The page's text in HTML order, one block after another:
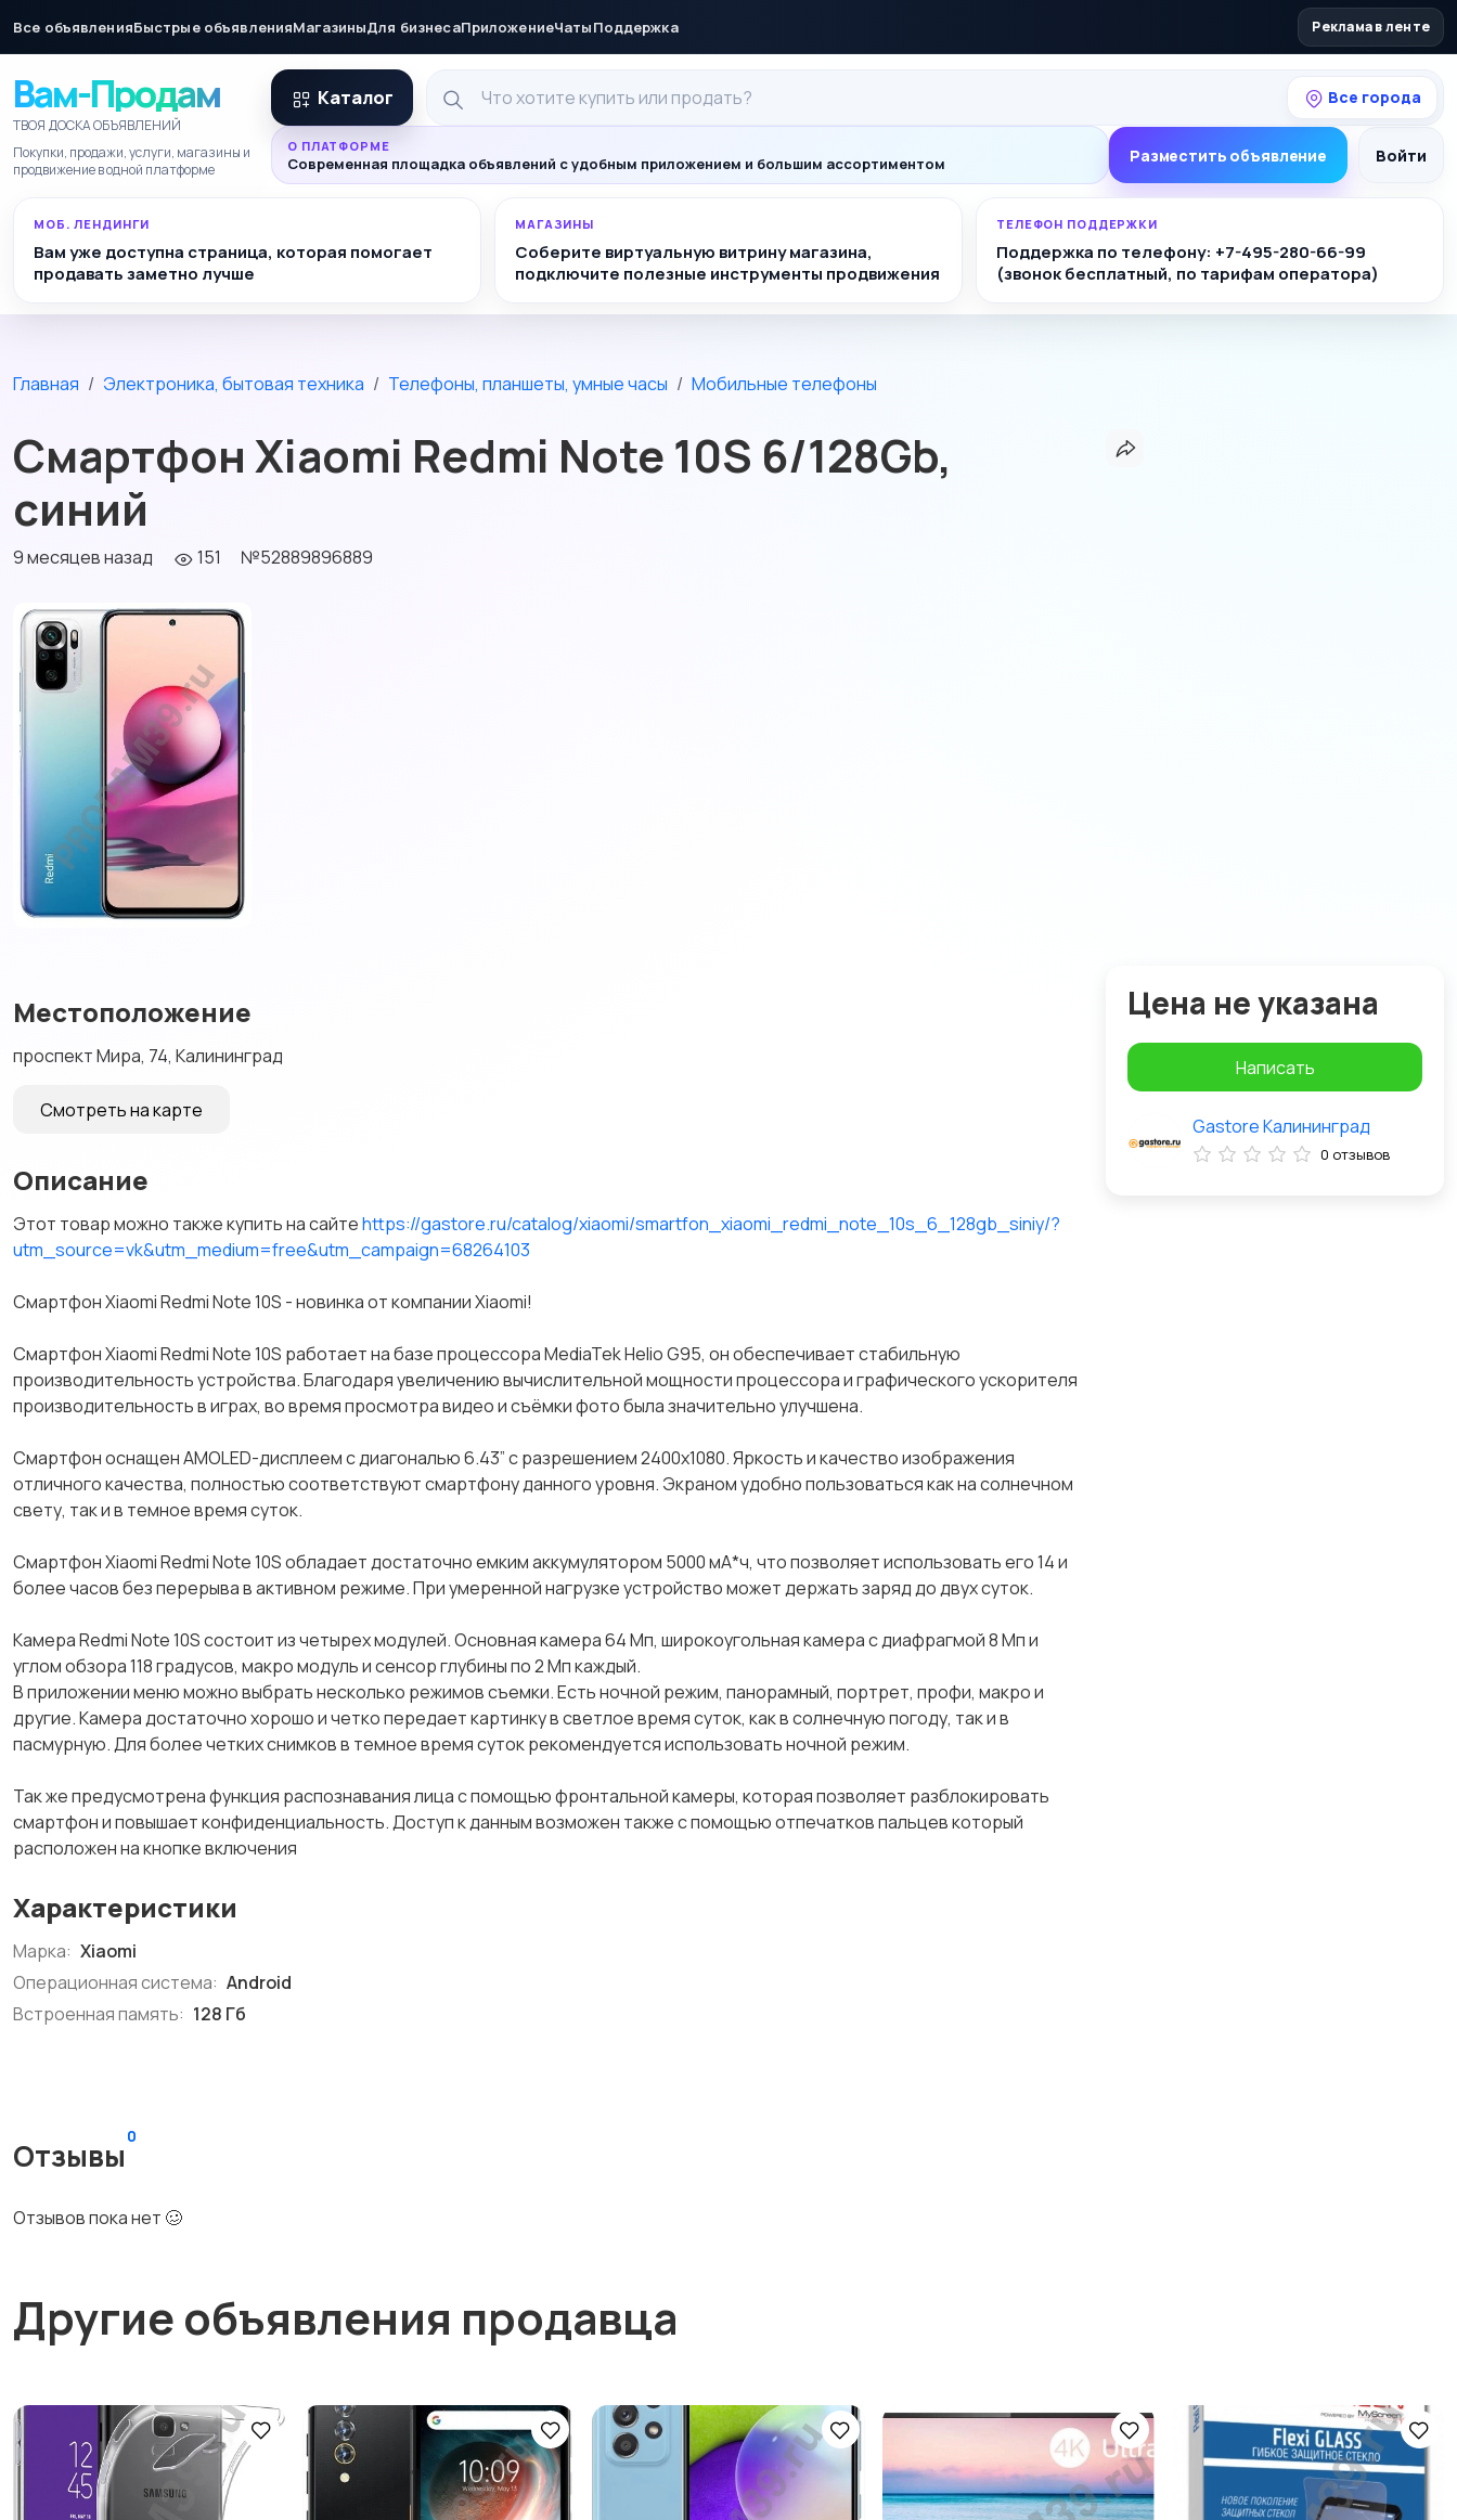
Все объявленияБыстрые объявленияМагазиныДля бизнесаПриложениеЧатыПоддержка Реклама в ленте
Вам-Продам
ТВОЯ ДОСКА ОБЪЯВЛЕНИЙ
Покупки, продажи, услуги, магазины и
продвижение в одной платформе
Каталог Все города
О ПЛАТФОРМЕ
Современная площадка объявлений с удобным приложением и большим ассортиментом Разместить объявление Войти
МОБ. ЛЕНДИНГИ
Вам уже доступна страница, которая помогает
продавать заметно лучше
МАГАЗИНЫ
Соберите виртуальную витрину магазина,
подключите полезные инструменты продвижения
ТЕЛЕФОН ПОДДЕРЖКИ
Поддержка по телефону: +7-495-280-66-99
(звонок бесплатный, по тарифам оператора)
Главная Электроника, бытовая техника Телефоны, планшеты, умные часы Мобильные телефоны
Смартфон Xiaomi Redmi Note 10S 6/128Gb,
синий
9 месяцев назад 151 №52889896889
Местоположение
проспект Мира, 74, Калининград
Смотреть на карте
Описание
Этот товар можно также купить на сайтеhttps://gastore.ru/catalog/xiaomi/smartfon_xiaomi_redmi_note_10s_6_128gb_siniy/?
utm_source=vk&utm_medium=free&utm_campaign=68264103
Смартфон Xiaomi Redmi Note 10S - новинка от компании Xiaomi!
Смартфон Xiaomi Redmi Note 10S работает на базе процессора MediaTek Helio G95, он обеспечивает стабильную
производительность устройства. Благодаря увеличению вычислительной мощности процессора и графического ускорителя
производительность в играх, во время просмотра видео и съёмки фото была значительно улучшена.
Смартфон оснащен AMOLED-дисплеем с диагональю 6.43” с разрешением 2400x1080. Яркость и качество изображения
отличного качества, полностью соответствуют смартфону данного уровня. Экраном удобно пользоваться как на солнечном
свету, так и в темное время суток.
Смартфон Xiaomi Redmi Note 10S обладает достаточно емким аккумулятором 5000 мА*ч, что позволяет использовать его 14 и
более часов без перерыва в активном режиме. При умеренной нагрузке устройство может держать заряд до двух суток.
Камера Redmi Note 10S состоит из четырех модулей. Основная камера 64 Мп, широкоугольная камера с диафрагмой 8 Мп и
углом обзора 118 градусов, макро модуль и сенсор глубины по 2 Мп каждый.
В приложении меню можно выбрать несколько режимов съемки. Есть ночной режим, панорамный, портрет, профи, макро и
другие. Камера достаточно хорошо и четко передает картинку в светлое время суток, как в солнечную погоду, так и в
пасмурную. Для более четких снимков в темное время суток рекомендуется использовать ночной режим.
Так же предусмотрена функция распознавания лица с помощью фронтальной камеры, которая позволяет разблокировать
смартфон и повышает конфиденциальность. Доступ к данным возможен также с помощью отпечатков пальцев который
расположен на кнопке включения
Характеристики
Марка: Xiaomi
Операционная система: Android
Встроенная память: 128 Гб
Отзывы
0
Отзывов пока нет 🥴
Цена не указана
Написать
Gastore Калининград
0 отзывов
Другие объявления продавца